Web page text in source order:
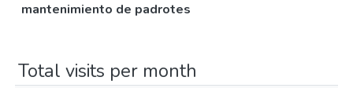
mantenimiento de padrotes
Total visits per month